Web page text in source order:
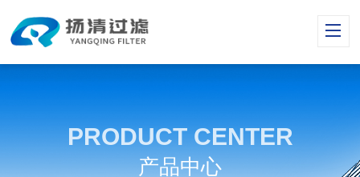
PRODUCT CENTER
产品中心